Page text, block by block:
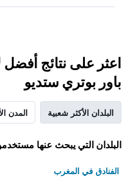
اعثر على نتائج
باور بوتري ستديو
البلدان الأكثر شعبية المدن
البلدان التي يبحث عنها
الفنادق في المغرب